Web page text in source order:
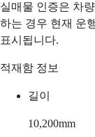
실매물 인증은 차
하는 경우 현재 운
표시됩니다.
적재함 정보
길이
10,200mm